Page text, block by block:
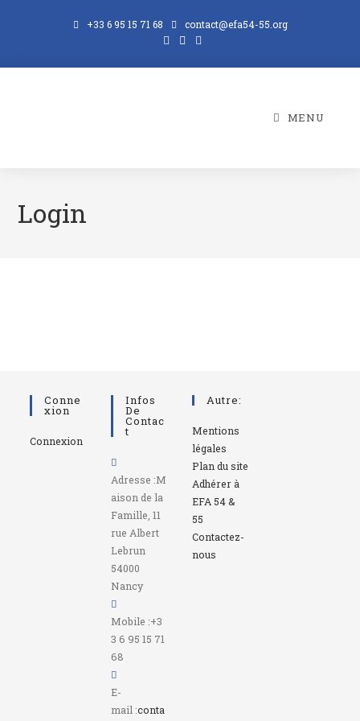
+33 6 95 15 71 68 contact@efa54-55.org
MENU
Login
Conne
Xion
Connexion
Infos
De
Contac
T
Adresse :M
aison de la
Famille, 11
rue Albert
Lebrun
54000
Nancy
Mobile :+3
3 6 95 15 71
68
E-
mail :conta
Autre:
Mentions
légales
Plan du site
Adhérer à
EFA 54 &
55
Contactez-
nous